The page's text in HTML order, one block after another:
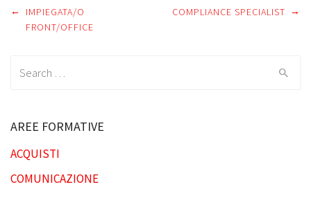
Post
navigation
←
IMPIEGATA/O
FRONT/OFFICE
COMPLIANCE SPECIALIST →
AREE FORMATIVE
ACQUISTI
COMUNICAZIONE